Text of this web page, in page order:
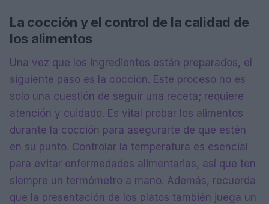
La cocción y el control de la calidad de
los alimentos
Una vez que los ingredientes están preparados, el
siguiente paso es la cocción. Este proceso no es
solo una cuestión de seguir una receta; requiere
atención y cuidado. Es vital probar los alimentos
durante la cocción para asegurarte de que estén
en su punto. Controlar la temperatura es esencial
para evitar enfermedades alimentarias, así que ten
siempre un termómetro a mano. Además, recuerda
que la presentación de los platos también juega un